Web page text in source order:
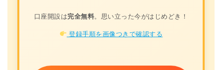
口座開設は完全無料。思い立った今がはじめどき！
登録手順を画像つきで確認する